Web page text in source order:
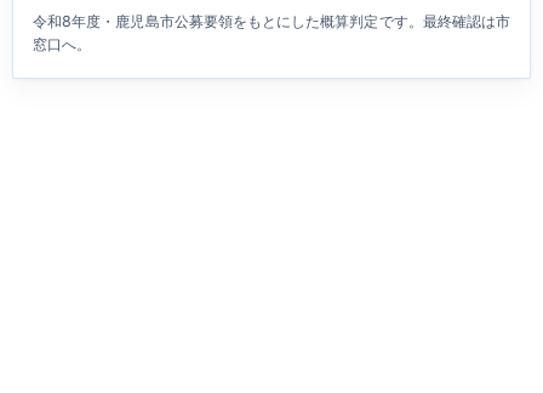
令和8年度・鹿児島市公募要領をもとにした概算判定です。最終確認は市
窓口へ。